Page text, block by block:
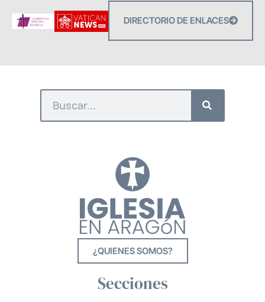
DIRECTORIO DE ENLACES
¿QUIENES SOMOS?
Secciones